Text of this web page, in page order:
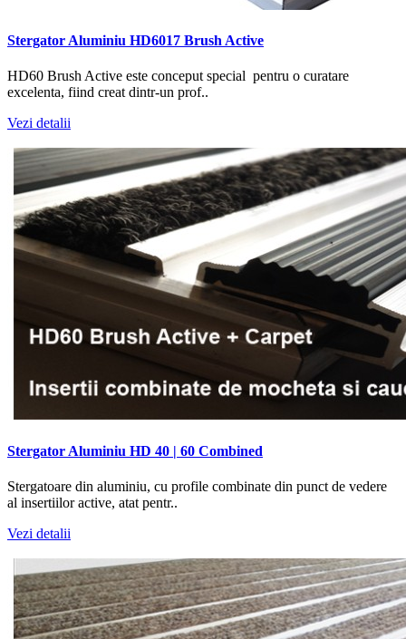
Stergator Aluminiu HD6017 Brush Active
HD60 Brush Active este conceput special pentru o curatare
excelenta, fiind creat dintr-un prof..
Vezi detalii
Stergator Aluminiu HD 40 | 60 Combined
Stergatoare din aluminiu, cu profile combinate din punct de vedere
al insertiilor active, atat pentr..
Vezi detalii